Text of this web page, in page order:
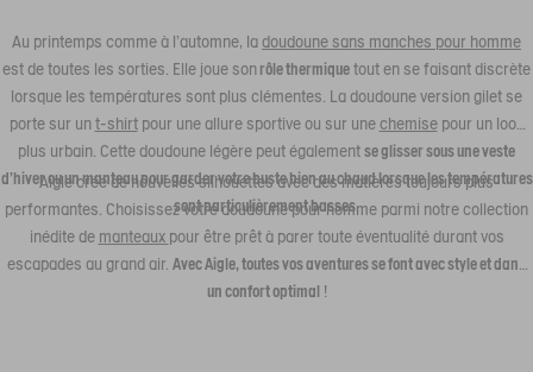
Au printemps comme à l’automne, la doudoune sans manches pour homme
est de toutes les sorties. Elle joue son rôle thermique tout en se faisant discrète
lorsque les températures sont plus clémentes. La doudoune version gilet se
porte sur un t-shirtpour une allure sportive ou sur une chemisepour un look
plus urbain. Cette doudoune légère peut également se glisser sous une veste
d’hiver ou un manteau pour garder votre buste bien au chaud lorsque les températures
sont particulièrement basses.
Aigle crée de nouvelles silhouettes avec des matières toujours plus
performantes. Choisissez votre doudoune pour homme parmi notre collection
inédite de manteaux pour être prêt à parer toute éventualité durant vos
escapades au grand air. Avec Aigle, toutes vos aventures se font avec style et dans
un confort optimal !